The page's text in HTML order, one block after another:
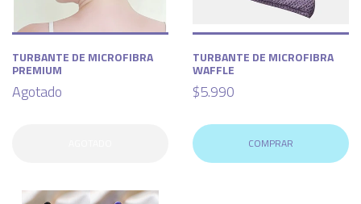
TURBANTE DE MICROFIBRA
PREMIUM
Agotado
TURBANTE DE MICROFIBRA
WAFFLE
$5.990
COMPRAR